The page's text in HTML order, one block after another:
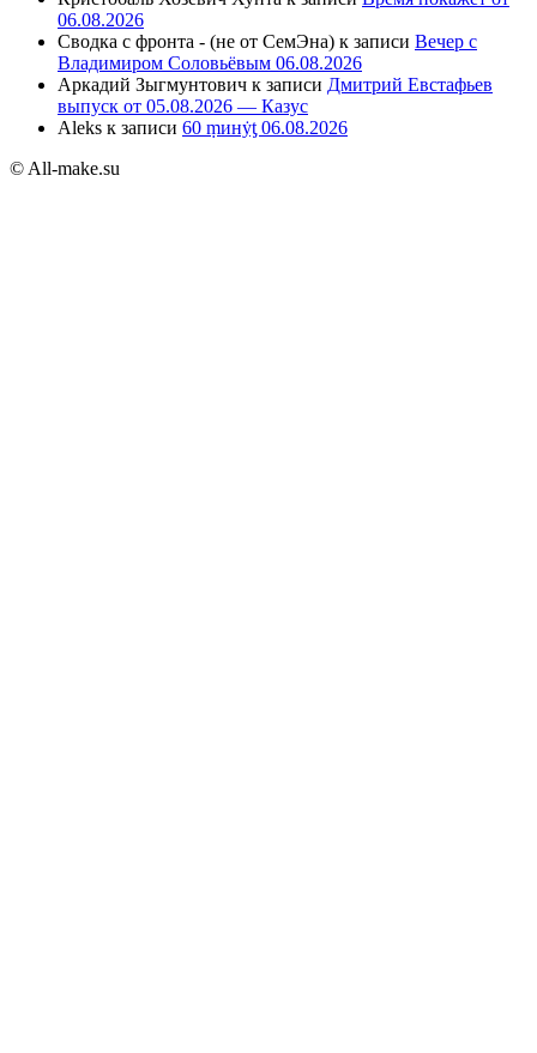
06.08.2026
Сводка с фронта - (не от СемЭна) к записи Вечер с
Владимиром Соловьёвым 06.08.2026
Аркадий Зыгмунтович к записи Дмитрий Евстафьев
выпуск от 05.08.2026 — Казус
Aleks к записи 60 ṃинẏƫ 06.08.2026
© All-make.su